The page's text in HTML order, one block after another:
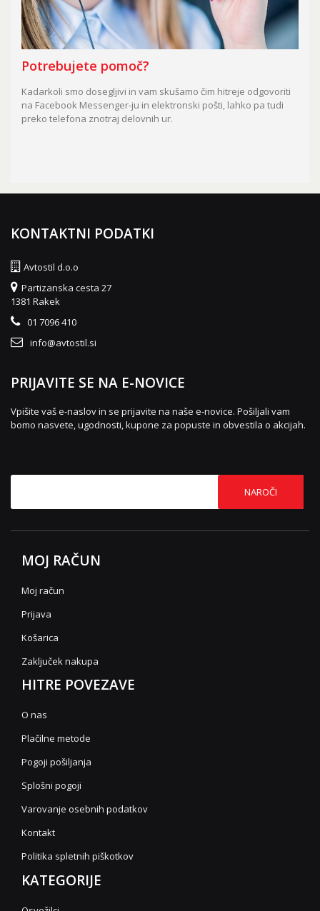
Potrebujete pomoč?
Kadarkoli smo dosegljivi in vam skušamo čim hitreje odgovoriti
na Facebook Messenger-ju in elektronski pošti, lahko pa tudi
preko telefona znotraj delovnih ur.
KONTAKTNI PODATKI
Avtostil d.o.o
Partizanska cesta 27
1381 Rakek
01 7096 410
info@avtostil.si
PRIJAVITE SE NA E-NOVICE
Vpišite vaš e-naslov in se prijavite na naše e-novice. Pošiljali vam
bomo nasvete, ugodnosti, kupone za popuste in obvestila o akcijah.
NAROČI
MOJ RAČUN
Moj račun
Prijava
Košarica
Zaključek nakupa
HITRE POVEZAVE
O nas
Plačilne metode
Pogoji pošiljanja
Splošni pogoji
Varovanje osebnih podatkov
Kontakt
Politika spletnih piškotkov
KATEGORIJE